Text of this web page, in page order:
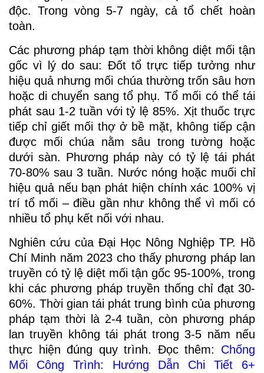
độc. Trong vòng 5-7 ngày, cả tổ chết hoàn
toàn.
Các phương pháp tạm thời không diệt mối tận
gốc vì lý do sau: Đốt tổ trực tiếp tưởng như
hiệu quả nhưng mối chúa thường trốn sâu hơn
hoặc di chuyển sang tổ phụ. Tổ mối có thể tái
phát sau 1-2 tuần với tỷ lệ 85%. Xịt thuốc trực
tiếp chỉ giết mối thợ ở bề mặt, không tiếp cận
được mối chúa nằm sâu trong tường hoặc
dưới sàn. Phương pháp này có tỷ lệ tái phát
70-80% sau 3 tuần. Nước nóng hoặc muối chỉ
hiệu quả nếu bạn phát hiện chính xác 100% vị
trí tổ mối – điều gần như không thể vì mối có
nhiều tổ phụ kết nối với nhau.
Nghiên cứu của Đại Học Nông Nghiệp TP. Hồ
Chí Minh năm 2023 cho thấy phương pháp lan
truyền có tỷ lệ diệt mối tận gốc 95-100%, trong
khi các phương pháp truyền thống chỉ đạt 30-
60%. Thời gian tái phát trung bình của phương
pháp tạm thời là 2-4 tuần, còn phương pháp
lan truyền không tái phát trong 3-5 năm nếu
thực hiện đúng quy trình. Đọc thêm: Chống
Mối Công Trình: Hướng Dẫn Chi Tiết 6+